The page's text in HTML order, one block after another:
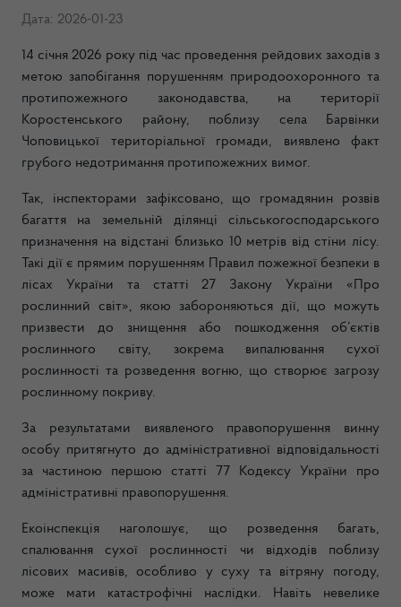
Дата: 2026-01-23
14 січня 2026 року під час проведення рейдових заходів з
метою запобігання порушенням природоохоронного та
протипожежного законодавства, на території
Коростенського району, поблизу села Барвінки
Чоповицької територіальної громади, виявлено факт
грубого недотримання протипожежних вимог.
Так, інспекторами зафіксовано, що громадянин розвів
багаття на земельній ділянці сільськогосподарського
призначення на відстані близько 10 метрів від стіни лісу.
Такі дії є прямим порушенням Правил пожежної безпеки в
лісах України та статті 27 Закону України «Про
рослинний світ», якою забороняються дії, що можуть
призвести до знищення або пошкодження об’єктів
рослинного світу, зокрема випалювання сухої
рослинності та розведення вогню, що створює загрозу
рослинному покриву.
За результатами виявленого правопорушення винну
особу притягнуто до адміністративної відповідальності
за частиною першою статті 77 Кодексу України про
адміністративні правопорушення.
Екоінспекція наголошує, що розведення багать,
спалювання сухої рослинності чи відходів поблизу
лісових масивів, особливо у суху та вітряну погоду,
може мати катастрофічні наслідки. Навіть невелике